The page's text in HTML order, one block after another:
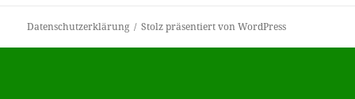
Datenschutzerklärung Stolz präsentiert von WordPress